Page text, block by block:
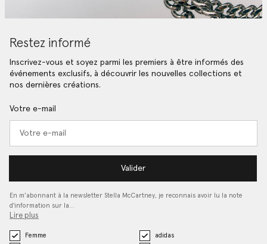
Restez informé
Inscrivez-vous et soyez parmi les premiers à être informés des
événements exclusifs, à découvrir les nouvelles collections et
nos dernières créations.
Votre e-mail
Valider
En m’abonnant à la newsletter Stella McCartney, je reconnais avoir lu la note
d'information sur la…
Lire plus
Femme
adidas